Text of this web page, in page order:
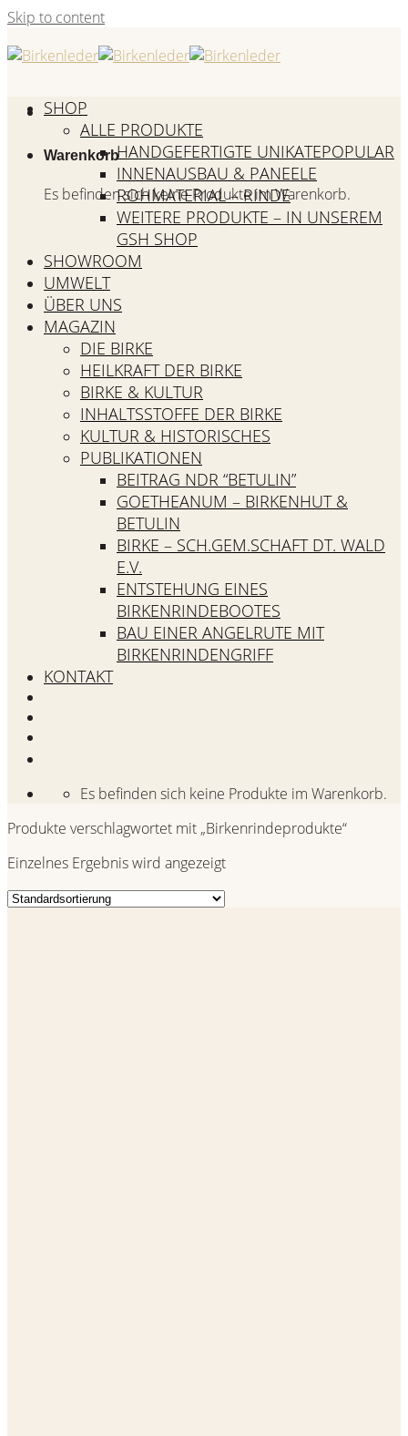
Skip to content
Warenkorb
Es befinden sich keine Produkte im Warenkorb.
SHOP
ALLE PRODUKTE
HANDGEFERTIGTE UNIKATE
INNENAUSBAU & PANEELE
ROHMATERIAL – RINDE
WEITERE PRODUKTE – IN UNSEREM
GSH SHOP
SHOWROOM
UMWELT
ÜBER UNS
MAGAZIN
DIE BIRKE
HEILKRAFT DER BIRKE
BIRKE & KULTUR
INHALTSSTOFFE DER BIRKE
KULTUR & HISTORISCHES
PUBLIKATIONEN
BEITRAG NDR “BETULIN”
GOETHEANUM – BIRKENHUT &
BETULIN
BIRKE – SCH.GEM.SCHAFT DT. WALD
E.V.
ENTSTEHUNG EINES
BIRKENRINDEBOOTES
BAU EINER ANGELRUTE MIT
BIRKENRINDENGRIFF
KONTAKT
Es befinden sich keine Produkte im Warenkorb.
Produkte verschlagwortet mit „Birkenrindeprodukte“
Einzelnes Ergebnis wird angezeigt